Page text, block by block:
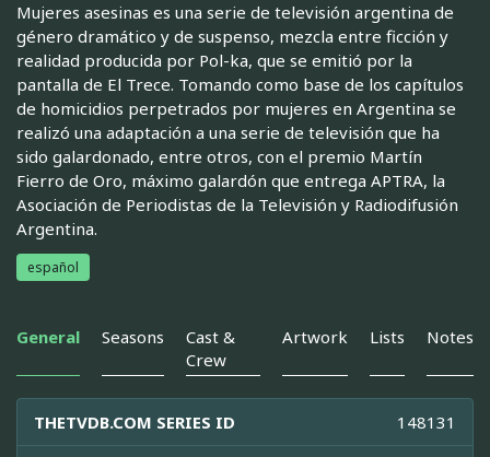
Mujeres asesinas es una serie de televisión argentina de
género dramático y de suspenso, mezcla entre ficción y
realidad producida por Pol-ka, que se emitió por la
pantalla de El Trece. Tomando como base de los capítulos
de homicidios perpetrados por mujeres en Argentina se
realizó una adaptación a una serie de televisión que ha
sido galardonado, entre otros, con el premio Martín
Fierro de Oro, máximo galardón que entrega APTRA, la
Asociación de Periodistas de la Televisión y Radiodifusión
Argentina.
español
General Seasons
Cast &
Crew
Artwork Lists Notes
THETVDB.COM SERIES ID 148131